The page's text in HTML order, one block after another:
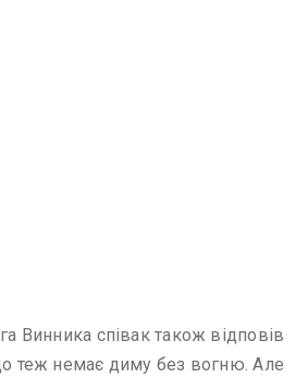
Винника співак також відповів
теж немає диму без вогню. Але